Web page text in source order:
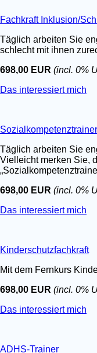
Fachkraft Inklusion/
Täglich arbeiten Sie
schlecht mit ihnen
698,00 EUR (incl. 0%
Das interessiert mich
Sozialkompetenztrainer
Täglich arbeiten Sie
Vielleicht merken Sie,
698,00 EUR (incl. 0%
Das interessiert mich
Kinderschutzfachkraft
Mit dem Fernkurs
698,00 EUR (incl. 0%
Das interessiert mich
ADHS-Trainer